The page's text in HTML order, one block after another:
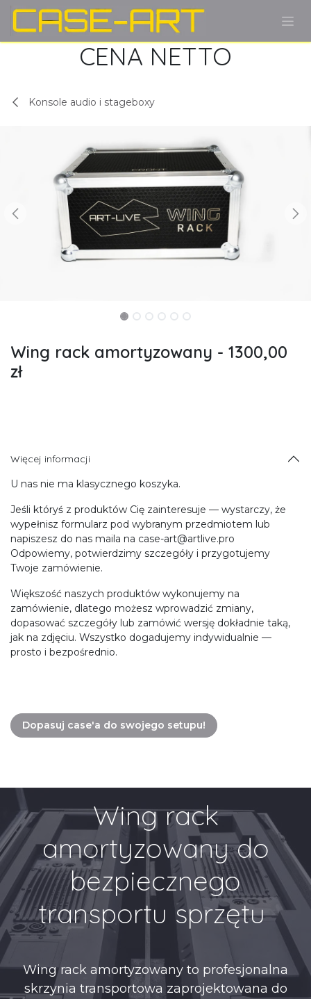
Przejdź do zawartości
CENA NETTO
Konsole audio i stageboxy
Wing rack amortyzowany - 1300,00
zł
Więcej informacji
U nas nie ma klasycznego koszyka.
Jeśli któryś z produktów Cię zainteresuje — wystarczy, że
wypełnisz formularz pod wybranym przedmiotem lub
napiszesz do nas maila na case-art@artlive.pro
Odpowiemy, potwierdzimy szczegóły i przygotujemy
Twoje zamówienie.
Większość naszych produktów wykonujemy na
zamówienie, dlatego możesz wprowadzić zmiany,
dopasować szczegóły lub zamówić wersję dokładnie taką,
jak na zdjęciu. Wszystko dogadujemy indywidualnie —
prosto i bezpośrednio.
Dopasuj case'a do swojego setupu!
Wing rack
amortyzowany do
bezpiecznego
transportu sprzętu
Wing rack amortyzowany to profesjonalna
skrzynia transportowa zaprojektowana do